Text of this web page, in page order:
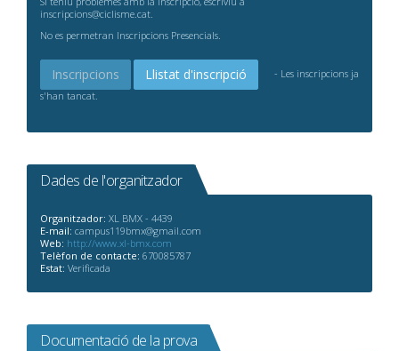
inscripcions@ciclisme.cat.
No es permetran Inscripcions Presencials.
Inscripcions Llistat d'inscripció
- Les inscripcions ja
s'han tancat.
Dades de l'organitzador
Organitzador: XL BMX - 4439
E-mail: campus119bmx@gmail.com
Web: http://www.xl-bmx.com
Telèfon de contacte: 670085787
Estat: Verificada
Documentació de la prova